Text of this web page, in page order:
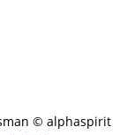
© alphaspirit